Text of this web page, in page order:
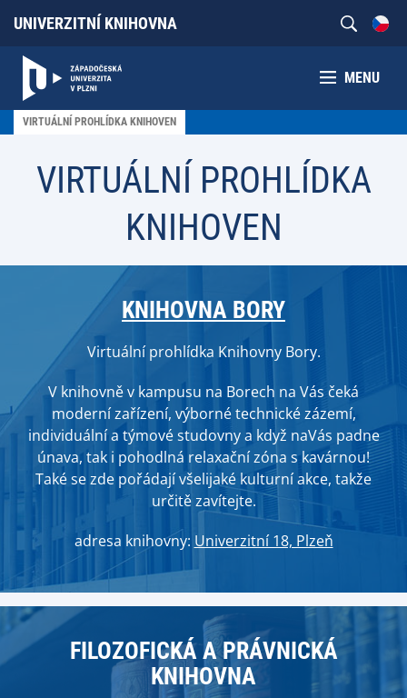
UNIVERZITNÍ KNIHOVNA
MENU
VIRTUÁLNÍ PROHLÍDKA KNIHOVEN
VIRTUÁLNÍ PROHLÍDKA
KNIHOVEN
KNIHOVNA BORY
Virtuální prohlídka Knihovny Bory.
V knihovně v kampusu na Borech na Vás čeká
moderní zařízení, výborné technické zázemí,
individuální a týmové studovny a když naVás padne
únava, tak i pohodlná relaxační zóna s kavárnou!
Také se zde pořádají všelijaké kulturní akce, takže
určitě zavítejte.
adresa knihovny: Univerzitní 18, Plzeň
FILOZOFICKÁ A PRÁVNICKÁ
KNIHOVNA